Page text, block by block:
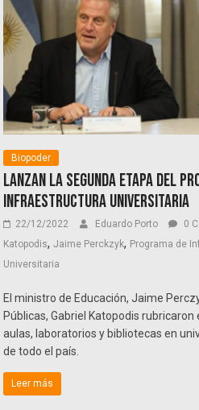
Biopoder
Lanzan la segunda etapa del
Infraestructura Universitaria
22/12/2022 Eduardo Porto 0
Katopodis,Jaime Perckzyk, Programa de
Universitaria
El ministro de Educación, Jaime
Públicas, Gabriel Katopodis rubricaron
aulas, laboratorios y bibliotecas en
de todo el país.
Leer más